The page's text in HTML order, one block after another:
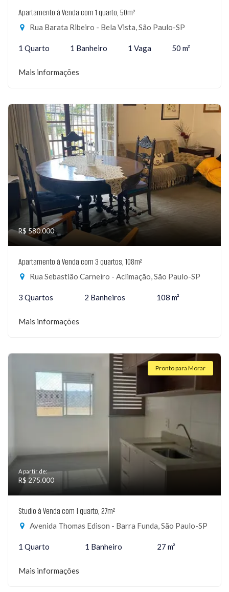
Apartamento à Venda com 1 quarto, 50m²
Rua Barata Ribeiro - Bela Vista, São Paulo-SP
1 Quarto 1 Banheiro 1 Vaga 50 m²
Mais informações
R$ 580.000
Apartamento à Venda com 3 quartos, 108m²
Rua Sebastião Carneiro - Aclimação, São Paulo-SP
3 Quartos 2 Banheiros 108 m²
Mais informações
Pronto para Morar
A partir de:
R$ 275.000
Studio à Venda com 1 quarto, 27m²
Avenida Thomas Edison - Barra Funda, São Paulo-SP
1 Quarto 1 Banheiro 27 m²
Mais informações